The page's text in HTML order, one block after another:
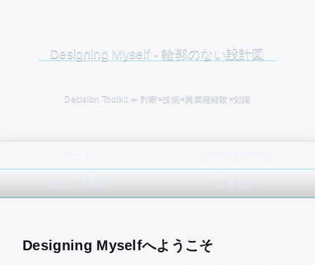
Designing Myself - 輪郭のない設計図
Decision Toolkit ⇐ 判断×技術×異業種経験×知識
Designing Myselfへようこそ